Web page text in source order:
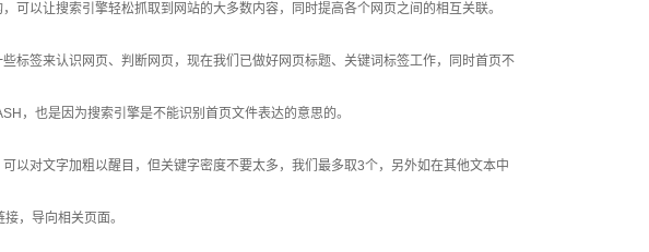
以让搜索引擎轻松抓取到网站的大多数内容，同时提高各个网页之间的相互关联。
签来认识网页、判断网页，现在我们已做好网页标题、关键词标签工作，同时首页不
，也是因为搜索引擎是不能识别首页文件表达的意思的。
对文字加粗以醒目，但关键字密度不要太多，我们最多取3个，另外如在其他文本中
，导向相关页面。